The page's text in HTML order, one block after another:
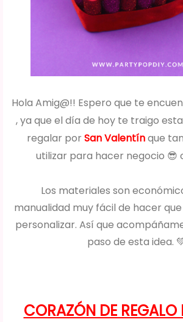
Hola Amig@!! Espero que te
, ya que el día de hoy te traigo
regalar por San Valentínque
utilizar para hacer negocio 😎
Los materiales son
manualidad muy fácil de hacer
personalizar. Así que
paso de esta idea.
CORAZÓN DE REGALO